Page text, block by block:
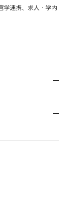
学連携、求人・学内